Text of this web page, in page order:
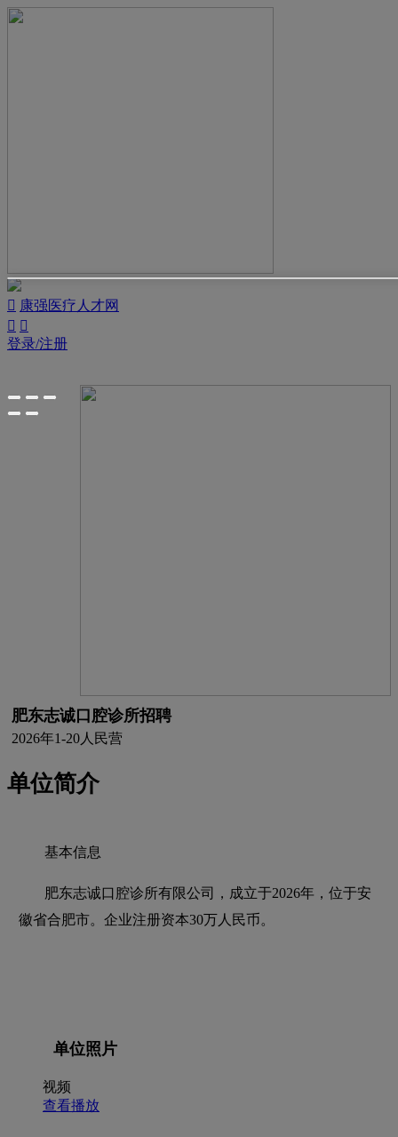
 康强医疗人才网
 
登录/注册
肥东志诚口腔诊所招聘
2026年1-20人 民营
单位简介
基本信息
肥东志诚口腔诊所有限公司，成立于2026年，位于安
徽省合肥市。企业注册资本30万人民币。
单位照片
视频
查看播放